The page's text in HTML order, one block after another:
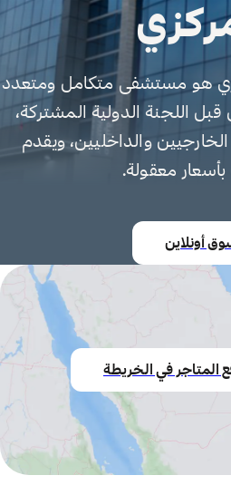
هو مستشفى متكامل ومتعدد
اللجنة الدولية المشتركة،
والداخليين، ويقدم
معقولة.
أونلاين
المتاجر في الخريطة